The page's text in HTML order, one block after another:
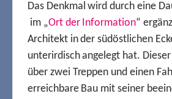
Das Denkmal wird durch eine
im „Ort der Information“
Architekt in der südöstlichen
unterirdisch angelegt hat.
über zwei Treppen und einen
erreichbare Bau mit seiner